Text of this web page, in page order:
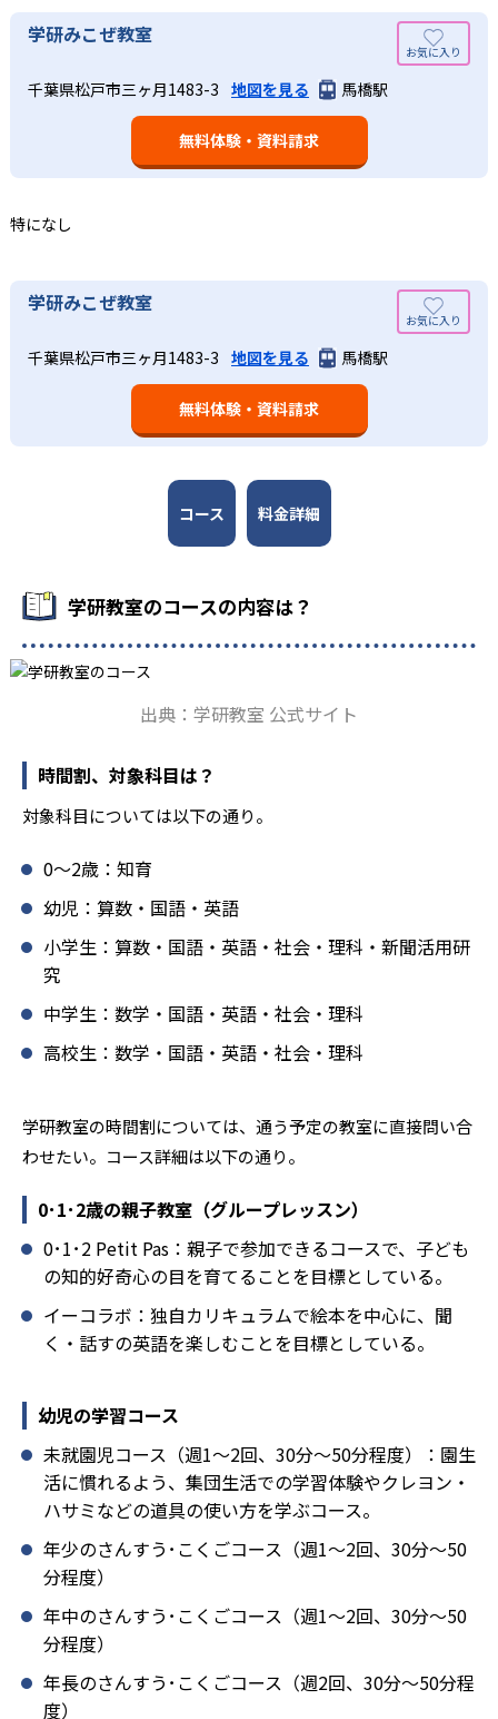
生徒それぞれに最適化された学習計画を設計
学研教室の個別指導では、生徒一人ひとりの学力／適性を
しっかり把握した上で学習の出発点を定め、生徒に最適化
された学習計画を設計する。また、生徒それぞれに最適な
教材を提供すると共に、適切なアドバイスも実施。少しず
つレベルアップするスモールステップの教材となっている
る。「自分から進んで学習する」姿勢や態度の育成も重視
している。
03
週2回の教室学習と毎日の家庭学習
学研教室では、週2回の教室学習と毎日の家庭学習（宿題学
習）の相乗効果を活かす形で生徒の学力向上を進める。週2
回の教室学習において指導者は、生徒の様子を観察しなが
ら学習指導と学習管理を実施。教室学習日以外の日のため
に自宅学習用の教材も提供し、学習の習慣化と学力の定着
を図っている。進度が早い子供は先取り学習も可能だ。
に向いている。
算数（数学）と国語の基礎力を上げたい人向け
学研教室では、算数（数学）と国語を全ての教科の基礎に
なるものと考え、その指導を重視している。算数（数学）
では筋道を立てて考える力の育成を、国語では全ての学力
の土台となる「読む力」「書く力」の育成に力を入れてい
家庭学習で学習させている。そのため、算数（数学）と国
長時間の勉強が苦手な人向け
学研教室では、小学生については、1回の学習時間を30～
50分程度と設定している。この時間設定は、子どもが集中
して学習できる時間が通常「学年×10分±10分」と考えら
れていることに由来するものだ。この限界を超えて勉強し
ても学習の効果は上がらないと学研教室は考え、単なる長
時間学習よりくり返し学習の効果を重視している。そのた
出典：学研教室 公式サイト
学研教室が持つ最大のメリットは、学研の教材開発ノウハ
ウを結集して制作した学習教材を使用している点だ。この
教材は、学習指導要領の内容を全てカバーしており、学校
の勉強がよくわかるというもの。基礎から応用まで、少し
固めから先取り学習まで対応している。算数と国語を重視
すると共に、幼児・小学校低学年から外国語活動の学習に
も対応。中学校英語の準備や高校入試向けの英語力育成に
学研教室の先生は、研修会や勉強会で日々指導スキルを研
鑽している。「子どもたちに学ぶ喜びを」「自信を」「生
きる力を」という理念のもとで生徒一人ひとりに向き合っ
ており、生徒それぞれの「できるところ」「良いところ」
導により生徒の「やる気」を引き出し、無理のない学習と
報にも精通しており、学習相談や教育相談、保護者とのコ
ミュニケーションにも対応している。
学研教室では、楽しく生き生きと学ぶことも重視してい
知・情・意のバランスのとれた生徒の育成を推進。「教室
でのあいさつ」「くつ・かばんの整とん」といったしつけ
面の指導も実施し、全人的な教育に取り組んでいる点も、
メリットと言えるだろう。
学研教室のデメリットとしては、基礎をより重視している
分、生徒によっては物足りなく感じる可能性がある点だろ
学研教室の合格実績は、公式サイトでは公開されていな
学研みこぜ教室
千葉県松戸市三ヶ月1483-3 地図を見る 馬橋駅
無料体験・資料請求
特になし
学研みこぜ教室
千葉県松戸市三ヶ月1483-3 地図を見る 馬橋駅
無料体験・資料請求
コース 料金詳細
学研教室のコースの内容は？
出典：学研教室 公式サイト
時間割、対象科目は？
対象科目については以下の通り。
0〜2歳：知育
幼児：算数・国語・英語
小学生：算数・国語・英語・社会・理科・新聞活用研
究
中学生：数学・国語・英語・社会・理科
高校生：数学・国語・英語・社会・理科
学研教室の時間割については、通う予定の教室に直接問い合
わせたい。コース詳細は以下の通り。
0･1･2歳の親子教室（グループレッスン）
0･1･2 Petit Pas：親子で参加できるコースで、子ども
の知的好奇心の目を育てることを目標としている。
イーコラボ：独自カリキュラムで絵本を中心に、聞
く・話すの英語を楽しむことを目標としている。
幼児の学習コース
未就園児コース（週1～2回、30分～50分程度）：園生
活に慣れるよう、集団生活での学習体験やクレヨン・
ハサミなどの道具の使い方を学ぶコース。
年少のさんすう･こくごコース（週1～2回、30分～50
分程度）
年中のさんすう･こくごコース（週1～2回、30分～50
分程度）
年長のさんすう･こくごコース（週2回、30分～50分程
度）